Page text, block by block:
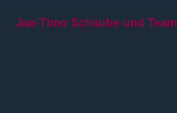
Jan-Timo Schaube und Team